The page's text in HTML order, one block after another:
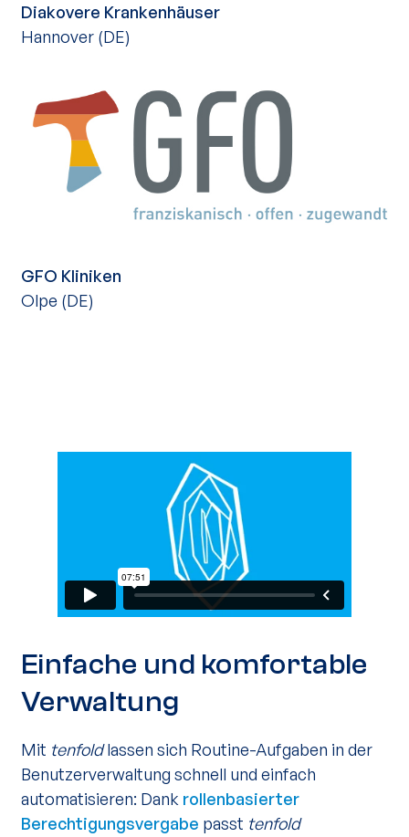
Diakovere Krankenhäuser
Hannover (DE)
GFO Kliniken
Olpe (DE)
Einfache und komfortable
Verwaltung
Mit tenfoldlassen sich Routine-Aufgaben in der
Benutzerverwaltung schnell und einfach
automatisieren: Dank rollenbasierter
Berechtigungsvergabe passt tenfold